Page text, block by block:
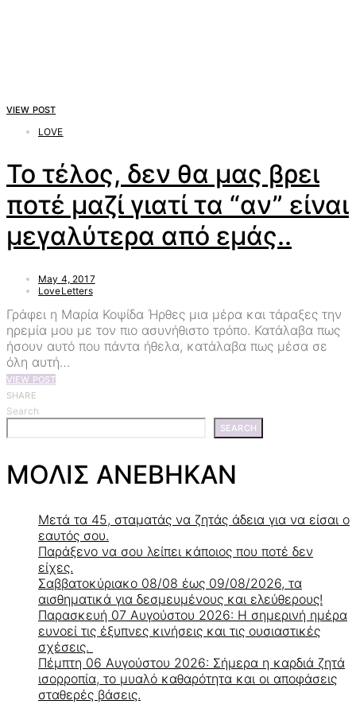
VIEW POST
LOVE
Το τέλος, δεν θα μας βρει
ποτέ μαζί γιατί τα “αν” είναι
μεγαλύτερα από εμάς..
May 4, 2017
LoveLetters
Γράφει η Μαρία Κοψίδα Ήρθες μια μέρα και τάραξες την
ηρεμία μου με τον πιο ασυνήθιστο τρόπο. Κατάλαβα πως
ήσουν αυτό που πάντα ήθελα, κατάλαβα πως μέσα σε
όλη αυτή…
VIEW POST
SHARE
Search
SEARCH
ΜΟΛΙΣ ΑΝΕΒΗΚΑΝ
Μετά τα 45, σταματάς να ζητάς άδεια για να είσαι ο
εαυτός σου.
Παράξενο να σου λείπει κάποιος που ποτέ δεν
είχες.
Σαββατοκύριακο 08/08 έως 09/08/2026, τα
αισθηματικά για δεσμευμένους και ελεύθερους!
Παρασκευή 07 Αυγούστου 2026: Η σημερινή ημέρα
ευνοεί τις έξυπνες κινήσεις και τις ουσιαστικές
σχέσεις.
Πέμπτη 06 Αυγούστου 2026: Σήμερα η καρδιά ζητά
ισορροπία, το μυαλό καθαρότητα και οι αποφάσεις
σταθερές βάσεις.